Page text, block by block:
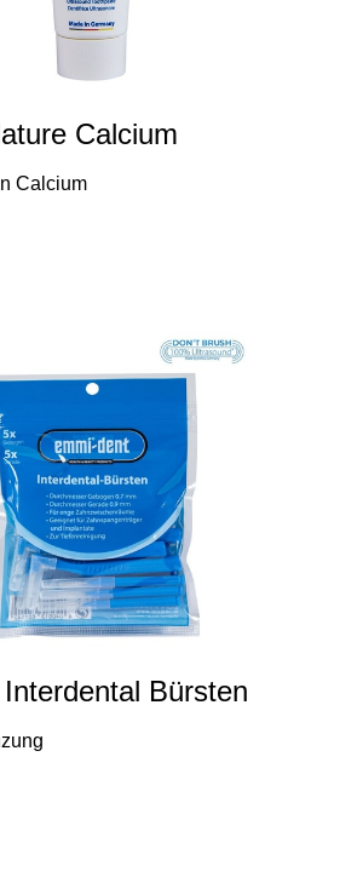
Calcium
Calcium
Bürsten